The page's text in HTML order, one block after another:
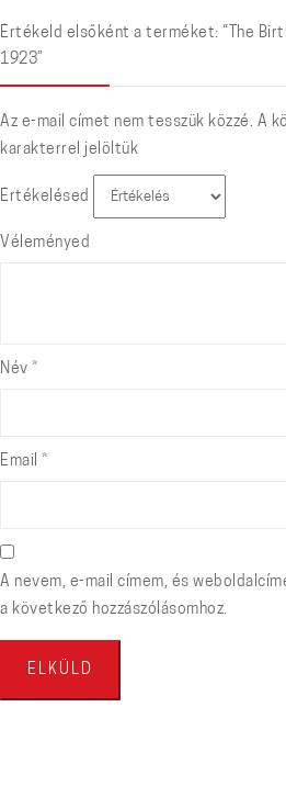
Értékeld elsőként a terméket: “The
1923”
Az e-mail címet nem tesszük közzé. A
karakterrel jelöltük
Értékelésed
Véleményed
Név *
Email *
A nevem, e-mail címem, és
a következő hozzászólásomhoz.